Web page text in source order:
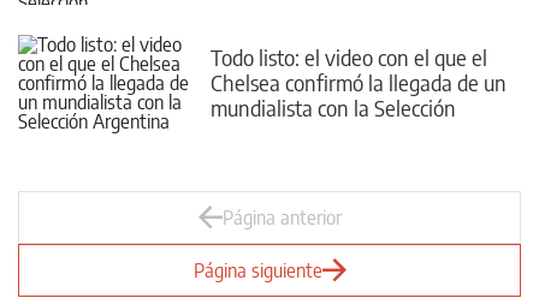
Todo listo: el video con el que el
Chelsea confirmó la llegada de un
mundialista con la Selección
Página anterior
Página siguiente